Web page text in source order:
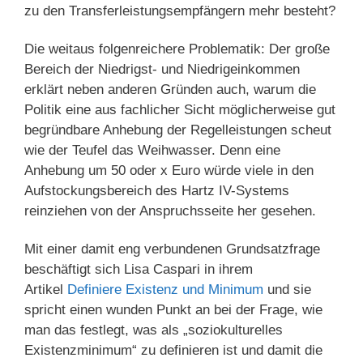
zu den Transferleistungsempfängern mehr besteht?
Die weitaus folgenreichere Problematik: Der große
Bereich der Niedrigst- und Niedrigeinkommen
erklärt neben anderen Gründen auch, warum die
Politik eine aus fachlicher Sicht möglicherweise gut
begründbare Anhebung der Regelleistungen scheut
wie der Teufel das Weihwasser. Denn eine
Anhebung um 50 oder x Euro würde viele in den
Aufstockungsbereich des Hartz IV-Systems
reinziehen von der Anspruchsseite her gesehen.
Mit einer damit eng verbundenen Grundsatzfrage
beschäftigt sich Lisa Caspari in ihrem
Artikel
Definiere Existenz und Minimum und sie
spricht einen wunden Punkt an bei der Frage, wie
man das festlegt, was als „soziokulturelles
Existenzminimum“ zu definieren ist und damit die